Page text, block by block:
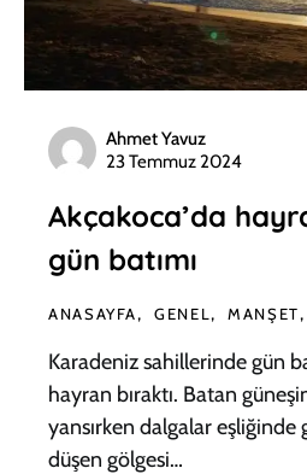
Ahmet Yavuz
23 Temmuz 2024
Akçakoca’da
gün batımı
ANASAYFA GENEL MANŞET
Karadeniz sahillerinde gün
hayran bıraktı. Batan
yansırken dalgalar eşliğinde
düşen gölgesi…